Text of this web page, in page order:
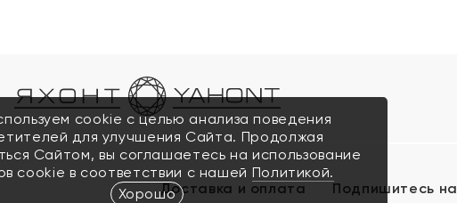
Доставка и оплата Подпишитесь
cookie с целью анализа поведения
для улучшения Сайта. Продолжая
Сайтом, вы соглашаетесь на использование
cookie в соответствии с нашей Политикой.
Хорошо